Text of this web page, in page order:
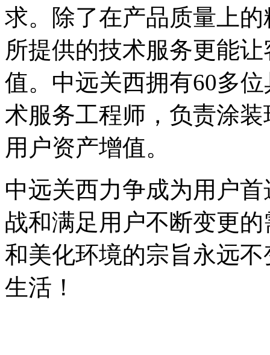
求。除了在产品质量上
所提供的技术服务更能
值。中远关西拥有60多
术服务工程师，负责涂
用户资产增值。
中远关西力争成为用户
战和满足用户不断变更
和美化环境的宗旨永远
生活！